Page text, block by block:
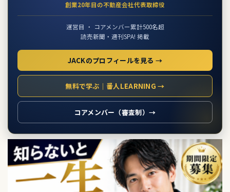
創業20年目の不動産会社代表取締役
運営目 ・ コアメンバー累計500名超
読売新聞・週刊SPA! 掲載
JACKのプロフィールを見る →
無料で学ぶ｜番人LEARNING →
コアメンバー（審査制）→